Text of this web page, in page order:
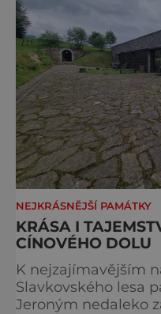
NEJKRÁSNĚJŠÍ PAMÁTKY
KRÁSA I
CÍNOVÉHO DOLU
K nejzajímavějším
Slavkovského lesa
Jeroným nedaleko